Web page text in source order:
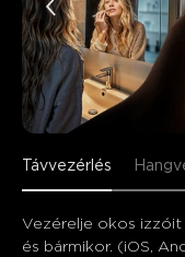
Távvezérlés
Vezérelje okos izzóit
és bármikor. (iOS,